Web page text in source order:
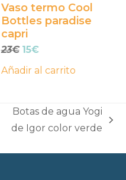
Vaso termo Cool
Bottles paradise
capri
23€ El
original
15€El
actual
Añadir al carrito
next
Botas de agua Yogi
de Igor color verde